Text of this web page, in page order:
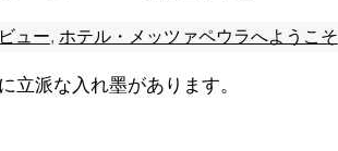
ュー, ホテル・メッツァペウラへようこそ
立派な入れ墨があります。